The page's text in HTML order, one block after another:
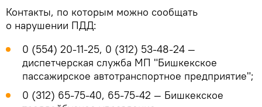
Контакты, по которым можно сообщать
о нарушении ПДД:
0 (554) 20-11-25, 0 (312) 53-48-24 —
диспетчерская служба МП "Бишкекское
пассажирское автотранспортное предприятие";
0 (312) 65-75-40, 65-75-42 — Бишкекское